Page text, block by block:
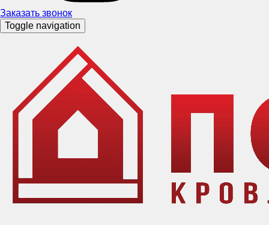
Заказать звонок
Toggle navigation